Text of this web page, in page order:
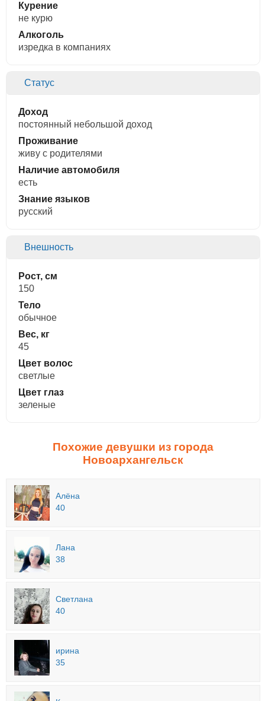
Курение
не курю
Алкоголь
изредка в компаниях
Статус
Доход
постоянный небольшой доход
Проживание
живу с родителями
Наличие автомобиля
есть
Знание языков
русский
Внешность
Рост, см
150
Тело
обычное
Вес, кг
45
Цвет волос
светлые
Цвет глаз
зеленые
Похожие девушки из города
Новоархангельск
Алёна
40
Лана
38
Светлана
40
ирина
35